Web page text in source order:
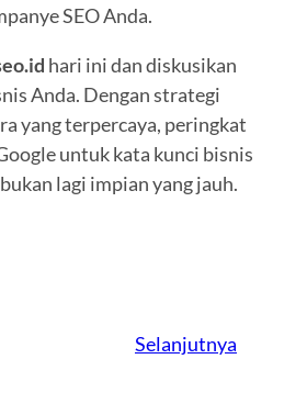
SEO Anda.
hari ini dan diskusikan
Anda. Dengan strategi
yang terpercaya, peringkat
untuk kata kunci bisnis
lagi impian yang jauh.
Selanjutnya